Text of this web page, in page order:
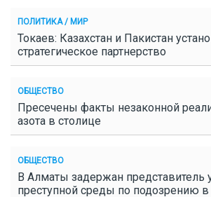
ПОЛИТИКА / МИР
Токаев: Казахстан и Пакистан
стратегическое партнерство
ОБЩЕСТВО
Пресечены факты незаконной
азота в столице
ОБЩЕСТВО
В Алматы задержан представитель
преступной среды по подозрению в